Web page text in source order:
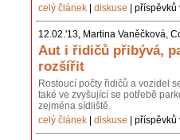
celý článek
diskuse |
12.02.'13, Martina Vaněčková,
Aut i řidičů přibývá,
rozšířit
Rostoucí počty řidičů a vozidel
také ve zvyšující se potřebě
zejména sídliště.
celý článek
diskuse |